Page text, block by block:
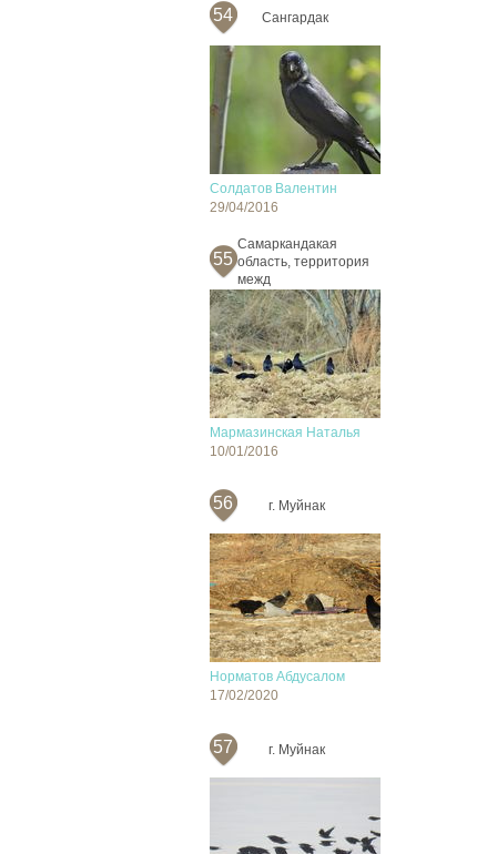
54 Сангардак
Солдатов Валентин
29/04/2016
55
Cамаркандакая
область, территория
межд
Мармазинская Наталья
10/01/2016
56 г. Муйнак
Норматов Абдусалом
17/02/2020
57 г. Муйнак